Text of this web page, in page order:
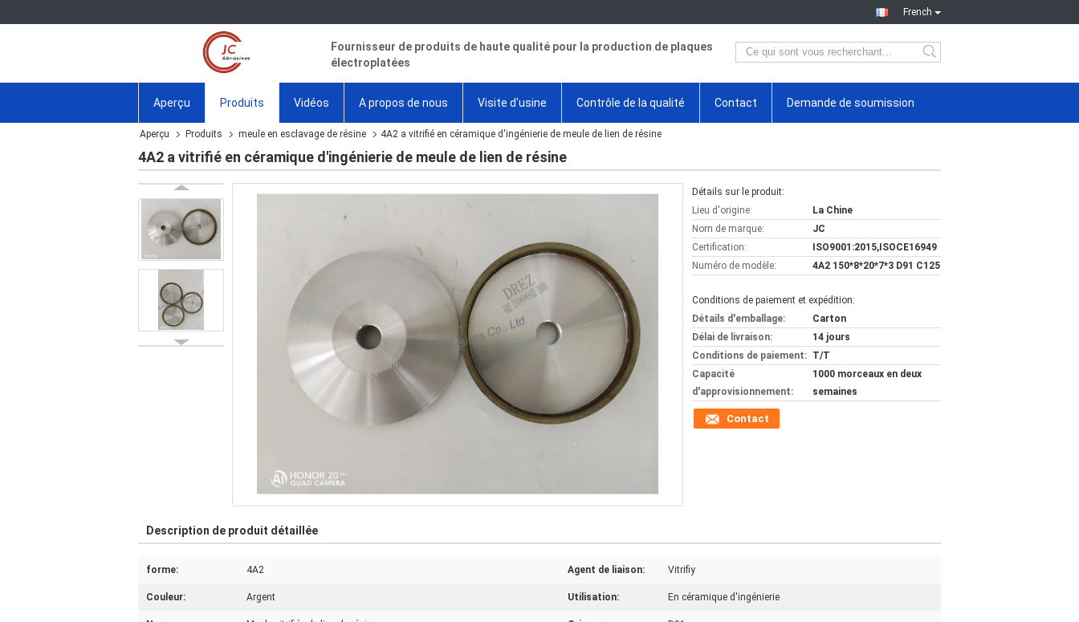
French
Fournisseur de produits de haute qualité pour la production de plaques
électroplatées
Aperçu Produits Vidéos A propos de nous Visite d'usine Contrôle de la qualité Contact Demande de soumission
Aperçu Produits meule en esclavage de résine 4A2 a vitrifié en céramique d'ingénierie de meule de lien de résine
4A2 a vitrifié en céramique d'ingénierie de meule de lien de résine
Détails sur le produit:
Lieu d'origine:
La Chine
Nom de marque:
JC
Certification:
ISO9001:2015,ISOCE16949
Numéro de modèle:
4A2 150*8*20*7*3 D91 C125
Conditions de paiement et expédition:
Détails d'emballage:
Carton
Délai de livraison:
14 jours
Conditions de paiement: T/T
Capacité
d'approvisionnement:
1000 morceaux en deux
semaines
Contact
Description de produit détaillée
forme: 4A2 Agent de liaison: Vitrifiy
Couleur: Argent Utilisation: En céramique d'ingénierie